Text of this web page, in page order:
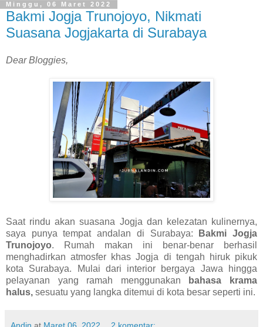
Minggu, 06 Maret 2022
Bakmi Jogja Trunojoyo, Nikmati
Suasana Jogjakarta di Surabaya
Dear Bloggies,
Saat rindu akan suasana Jogja dan kelezatan kulinernya,
saya punya tempat andalan di Surabaya:
Bakmi Jogja
Trunojoyo. Rumah makan ini benar-benar berhasil
menghadirkan atmosfer khas Jogja di tengah hiruk pikuk
kota Surabaya. Mulai dari interior bergaya Jawa hingga
pelayanan yang ramah menggunakan
bahasa krama
halus, sesuatu yang langka ditemui di kota besar seperti ini.